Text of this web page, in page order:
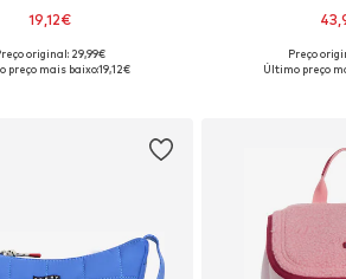
19,12€
+1
disponíveis: Onesize
original: 29,99€
preço mais baixo:19,12€
Tamanhos
Preço
Último preço